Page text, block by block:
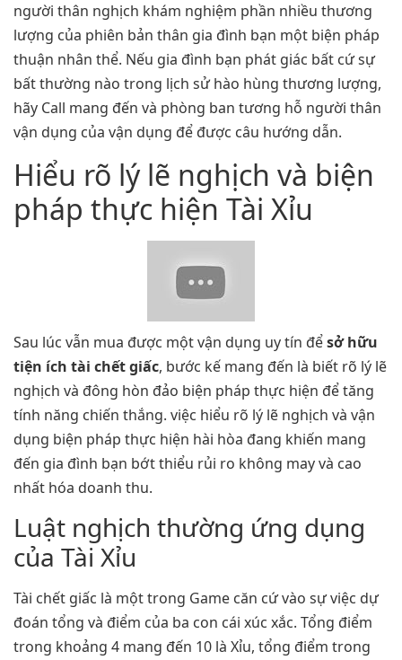
người thân nghịch khám nghiệm phần nhiều thương
lượng của phiên bản thân gia đình bạn một biện pháp
thuận nhân thể. Nếu gia đình bạn phát giác bất cứ sự
bất thường nào trong lịch sử hào hùng thương lượng,
hãy Call mang đến và phòng ban tương hỗ người thân
vận dụng của vận dụng để được câu hướng dẫn.
Hiểu rõ lý lẽ nghịch và biện
pháp thực hiện Tài Xỉu
Sau lúc vẫn mua được một vận dụng uy tín đểsở hữu
tiện ích tài chết giấc, bước kế mang đến là biết rõ lý lẽ
nghịch và đông hòn đảo biện pháp thực hiện để tăng
tính năng chiến thắng. việc hiểu rõ lý lẽ nghịch và vận
dụng biện pháp thực hiện hài hòa đang khiến mang
đến gia đình bạn bớt thiểu rủi ro không may và cao
nhất hóa doanh thu.
Luật nghịch thường ứng dụng
của Tài Xỉu
Tài chết giấc là một trong Game căn cứ vào sự việc dự
đoán tổng và điểm của ba con cái xúc xắc. Tổng điểm
trong khoảng 4 mang đến 10 là Xỉu, tổng điểm trong